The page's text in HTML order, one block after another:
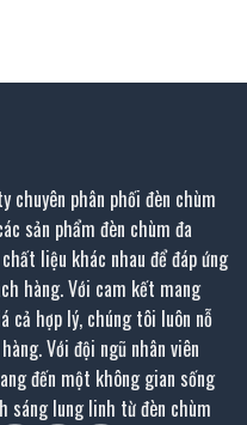
chuyên phân phối đèn chùm
sản phẩm đèn chùm đa
liệu khác nhau để đáp ứng
hàng. Với cam kết mang
cả hợp lý, chúng tôi luôn nỗ
Với đội ngũ nhân viên
đến một không gian sống
sáng lung linh từ đèn chùm